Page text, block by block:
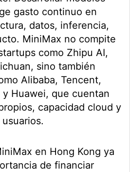
gasto continuo en
datos, inferencia,
MiniMax no compite
como Zhipu AI,
sino también
Alibaba, Tencent,
y Huawei, que cuentan
capacidad cloud y
en Hong Kong ya
de financiar